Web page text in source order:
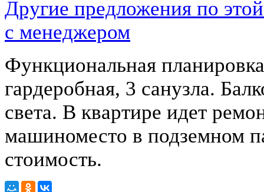
Другие предложения по
с менеджером
Функциональная
гардеробная, 3 санузла.
света. В квартире идет
машиноместо в подземном
стоимость.